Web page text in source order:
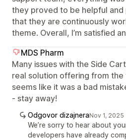
they proved to be helpful and
that they are continuously
theme. Overall, I’m satisfied
MDS Pharm
Many issues with the Side
real solution offering from
seems like it was a bad
- stay away!
Odgovor dizajneraNov 1, 2025
We’re sorry to hear about
developers have already